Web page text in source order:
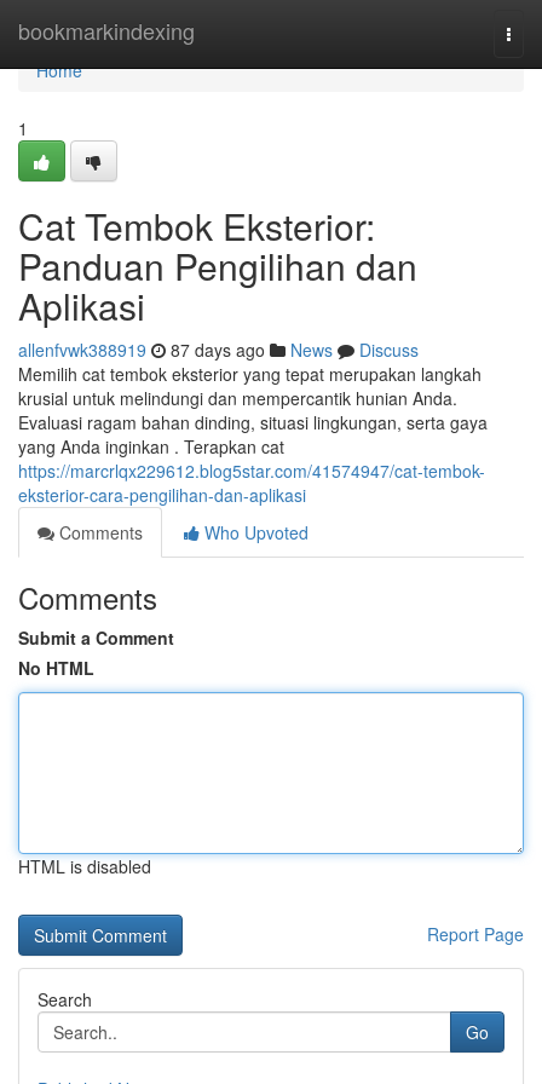
bookmarkindexing
Home
Home
1
Cat Tembok Eksterior:
Panduan Pengilihan dan
Aplikasi
allenfvwk388919 87 days ago News
Discuss
Memilih cat tembok eksterior yang tepat merupakan langkah
krusial untuk melindungi dan mempercantik hunian Anda.
Evaluasi ragam bahan dinding, situasi lingkungan, serta gaya
yang Anda inginkan . Terapkan cat
https://marcrlqx229612.blog5star.com/41574947/cat-tembok-
eksterior-cara-pengilihan-dan-aplikasi
Comments
Who Upvoted
Comments
Submit a Comment
No HTML
HTML is disabled
Report Page
Search
Go